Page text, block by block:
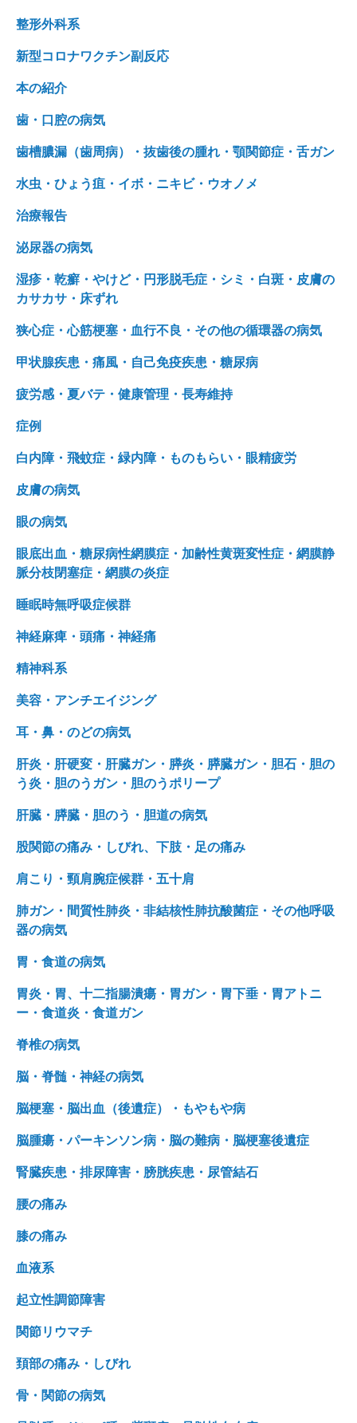
整形外科系
新型コロナワクチン副反応
本の紹介
歯・口腔の病気
歯槽膿漏（歯周病）・抜歯後の腫れ・顎関節症・舌ガン
水虫・ひょう疽・イボ・ニキビ・ウオノメ
治療報告
泌尿器の病気
湿疹・乾癬・やけど・円形脱毛症・シミ・白斑・皮膚の
カサカサ・床ずれ
狭心症・心筋梗塞・血行不良・その他の循環器の病気
甲状腺疾患・痛風・自己免疫疾患・糖尿病
疲労感・夏バテ・健康管理・長寿維持
症例
白内障・飛蚊症・緑内障・ものもらい・眼精疲労
皮膚の病気
眼の病気
眼底出血・糖尿病性網膜症・加齢性黄斑変性症・網膜静
脈分枝閉塞症・網膜の炎症
睡眠時無呼吸症候群
神経麻痺・頭痛・神経痛
精神科系
美容・アンチエイジング
耳・鼻・のどの病気
肝炎・肝硬変・肝臓ガン・膵炎・膵臓ガン・胆石・胆の
う炎・胆のうガン・胆のうポリープ
肝臓・膵臓・胆のう・胆道の病気
股関節の痛み・しびれ、下肢・足の痛み
肩こり・頸肩腕症候群・五十肩
肺ガン・間質性肺炎・非結核性肺抗酸菌症・その他呼吸
器の病気
胃・食道の病気
胃炎・胃、十二指腸潰瘍・胃ガン・胃下垂・胃アトニ
ー・食道炎・食道ガン
脊椎の病気
脳・脊髄・神経の病気
脳梗塞・脳出血（後遺症）・もやもや病
脳腫瘍・パーキンソン病・脳の難病・脳梗塞後遺症
腎臓疾患・排尿障害・膀胱疾患・尿管結石
腰の痛み
膝の痛み
血液系
起立性調節障害
関節リウマチ
頚部の痛み・しびれ
骨・関節の病気